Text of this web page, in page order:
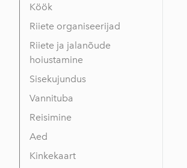
Köök
Riiete organiseerijad
Riiete ja jalanõude
hoiustamine
Sisekujundus
Vannituba
Reisimine
Aed
Kinkekaart